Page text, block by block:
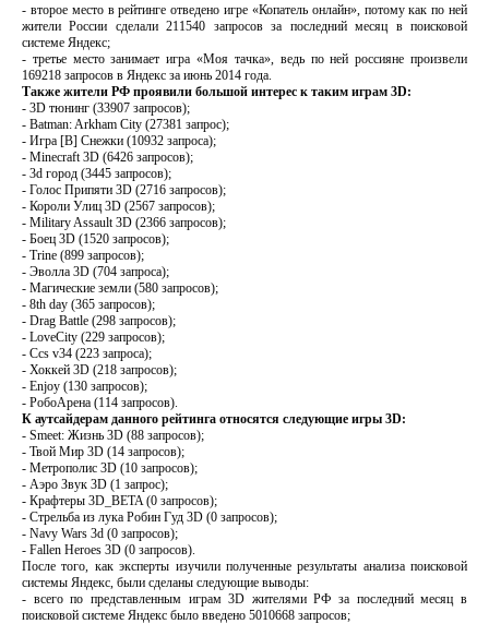
- второе место в рейтинге отведено игре «Копатель онлайн», потому как по ней
жители России сделали 211540 запросов за последний месяц в поисковой
системе Яндекс;
- третье место занимает игра «Моя тачка», ведь по ней россияне произвели
169218 запросов в Яндекс за июнь 2014 года.
Также жители РФ проявили большой интерес к таким играм 3D:
- 3D тюнинг (33907 запросов);
- Batman: Arkham City (27381 запрос);
- Игра [В] Снежки (10932 запроса);
- Minecraft 3D (6426 запросов);
- 3d город (3445 запросов);
- Голос Припяти 3D (2716 запросов);
- Короли Улиц 3D (2567 запросов);
- Military Assault 3D (2366 запросов);
- Боец 3D (1520 запросов);
- Trine (899 запросов);
- Эволла 3D (704 запроса);
- Магические земли (580 запросов);
- 8th day (365 запросов);
- Drag Battle (298 запросов);
- LoveCity (229 запросов);
- Ccs v34 (223 запроса);
- Хоккей 3D (218 запросов);
- Enjoy (130 запросов);
- РобоАрена (114 запросов).
К аутсайдерам данного рейтинга относятся следующие игры 3D:
- Smeet: Жизнь 3D (88 запросов);
- Твой Мир 3D (14 запросов);
- Метрополис 3D (10 запросов);
- Аэро Звук 3D (1 запрос);
- Крафтеры 3D_BETA (0 запросов);
- Стрельба из лука Робин Гуд 3D (0 запросов);
- Navy Wars 3d (0 запросов);
- Fallen Heroes 3D (0 запросов).
После того, как эксперты изучили полученные результаты анализа поисковой
системы Яндекс, были сделаны следующие выводы:
- всего по представленным играм 3D жителями РФ за последний месяц в
поисковой системе Яндекс было введено 5010668 запросов;